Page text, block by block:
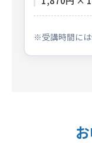
※受講時間には